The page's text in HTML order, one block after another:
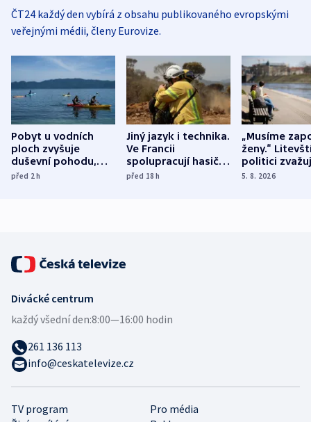
ČT24 každý den vybírá z obsahu publikovaného evropskými
veřejnými médii, členy Eurovize.
Pobyt u vodních
ploch zvyšuje
duševní pohodu,
ukázala
před 2h
Jiný jazyk i technika.
Ve Francii
spolupracují hasiči z
různých zemí
před 18h
„Musíme
ženy.“
politici
dohodu o
5. 8. 2026
TV program
Pro média
Divácké centrum
každý všední den:8:00—16:00 hodin
261 136 113
info@ceskatelevize.cz